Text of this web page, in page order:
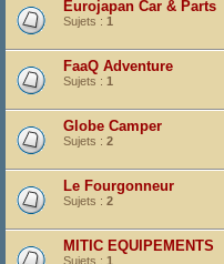
Eurojapan Car & Parts
Sujets : 1
FaaQ Adventure
Sujets : 1
Globe Camper
Sujets : 2
Le Fourgonneur
Sujets : 2
MITIC EQUIPEMENTS
Sujets : 1